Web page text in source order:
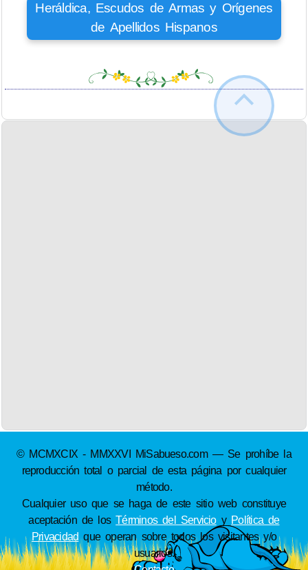
Heráldica, Escudos de Armas y Orígenes
de Apellidos Hispanos
© MCMXCIX - MMXXVI MiSabueso.com — Se prohíbe la
reproducción total o parcial de esta página por cualquier
método.
Cualquier uso que se haga de este sitio web constituye
aceptación de losTérminos del Servicioy Política de
Privacidad que operan sobre todos los visitantes y/o
usuarios.